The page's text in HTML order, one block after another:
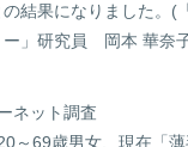
結果になりました。(
ー」研究員 岡本 華奈
ネット調査
～69歳男女、現在「